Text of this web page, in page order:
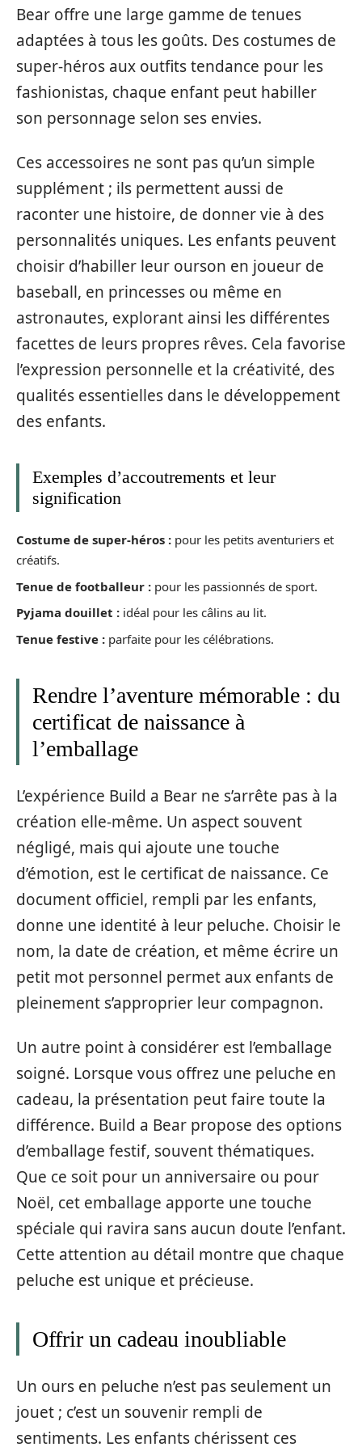
Bear offre une large gamme de tenues
adaptées à tous les goûts. Des costumes de
super-héros aux outfits tendance pour les
fashionistas, chaque enfant peut habiller
son personnage selon ses envies.
Ces accessoires ne sont pas qu’un simple
supplément ; ils permettent aussi de
raconter une histoire, de donner vie à des
personnalités uniques. Les enfants peuvent
choisir d’habiller leur ourson en joueur de
baseball, en princesses ou même en
astronautes, explorant ainsi les différentes
facettes de leurs propres rêves. Cela favorise
l’expression personnelle et la créativité, des
qualités essentielles dans le développement
des enfants.
Exemples d’accoutrements et leur
signification
Costume de super-héros : pour les petits aventuriers et
créatifs.
Tenue de footballeur : pour les passionnés de sport.
Pyjama douillet : idéal pour les câlins au lit.
Tenue festive : parfaite pour les célébrations.
Rendre l’aventure mémorable : du
certificat de naissance à
l’emballage
L’expérience Build a Bear ne s’arrête pas à la
création elle-même. Un aspect souvent
négligé, mais qui ajoute une touche
d’émotion, est le certificat de naissance. Ce
document officiel, rempli par les enfants,
donne une identité à leur peluche. Choisir le
nom, la date de création, et même écrire un
petit mot personnel permet aux enfants de
pleinement s’approprier leur compagnon.
Un autre point à considérer est l’emballage
soigné. Lorsque vous offrez une peluche en
cadeau, la présentation peut faire toute la
différence. Build a Bear propose des options
d’emballage festif, souvent thématiques.
Que ce soit pour un anniversaire ou pour
Noël, cet emballage apporte une touche
spéciale qui ravira sans aucun doute l’enfant.
Cette attention au détail montre que chaque
peluche est unique et précieuse.
Offrir un cadeau inoubliable
Un ours en peluche n’est pas seulement un
jouet ; c’est un souvenir rempli de
sentiments. Les enfants chérissent ces